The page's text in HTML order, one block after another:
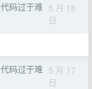
码过于难 5 月 18
日
码过于难 5 月 17
日